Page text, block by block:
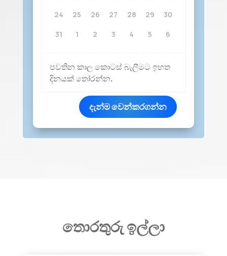
24 25 26 27 28 29 30
31 1 2 3 4 5 6
පවතින කාල කොටස් බැලීමට ඉහත
දිනයක් තෝරන්න.
දැන්ම වෙන්කරගන්න
තොරතුරු ඉල්ලා